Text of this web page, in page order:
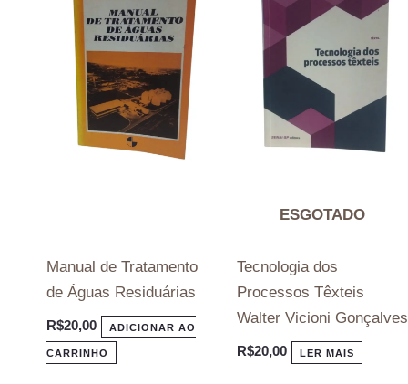
Manual de Tratamento
de Águas Residuárias
R$20,00 ADICIONAR AO
CARRINHO
ESGOTADO
Tecnologia dos
Processos Têxteis
Walter Vicioni Gonçalves
R$20,00 LER MAIS